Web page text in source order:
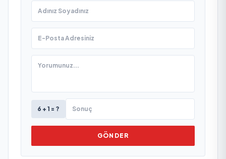
6 + 1 = ?
GÖNDER